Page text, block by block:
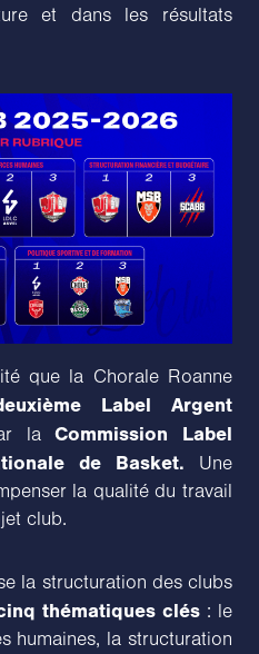
et dans les résultats
que la Chorale Roanne
Label Argent
laCommission Label
de Basket. Une
la qualité du travail
club.
la structuration des clubs
thématiques clés : le
humaines, la structuration